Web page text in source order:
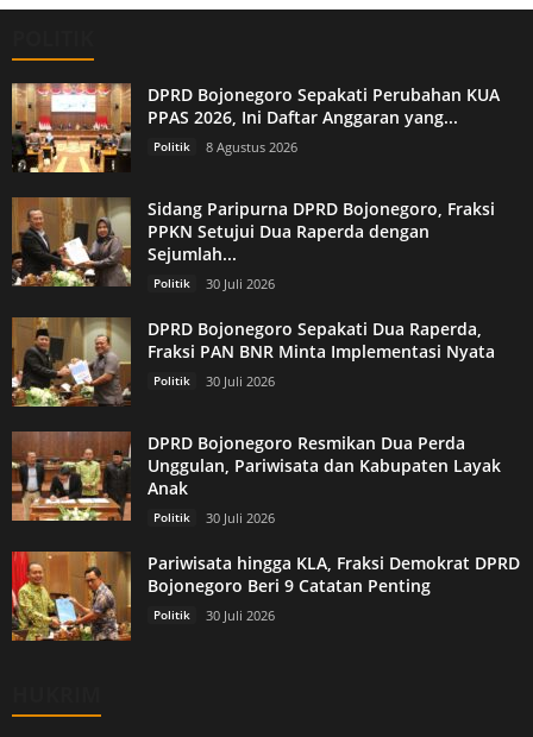
DPRD Bojonegoro Sepakati Perubahan KUA
PPAS 2026, Ini Daftar Anggaran yang...
Politik 8 Agustus 2026
Sidang Paripurna DPRD Bojonegoro, Fraksi
PPKN Setujui Dua Raperda dengan
Sejumlah...
Politik 30 Juli 2026
DPRD Bojonegoro Sepakati Dua Raperda,
Fraksi PAN BNR Minta Implementasi Nyata
Politik 30 Juli 2026
DPRD Bojonegoro Resmikan Dua Perda
Unggulan, Pariwisata dan Kabupaten Layak
Anak
Politik 30 Juli 2026
Pariwisata hingga KLA, Fraksi Demokrat DPRD
Bojonegoro Beri 9 Catatan Penting
Politik 30 Juli 2026